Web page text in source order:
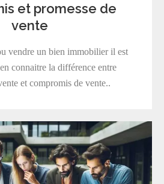
et promesse de
vente
vendre un bien immobilier il est
connaitre la différence entre
et compromis de vente..